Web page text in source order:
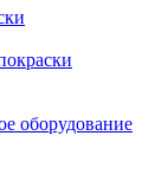
оборудование